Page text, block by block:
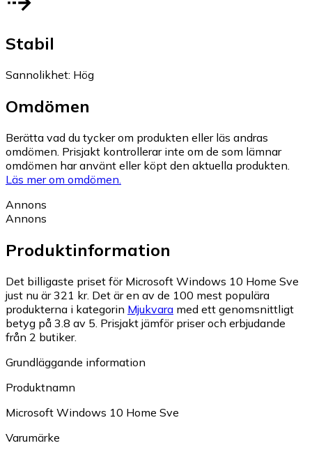
Stabil
Sannolikhet: Hög
Omdömen
Berätta vad du tycker om produkten eller läs andras
omdömen. Prisjakt kontrollerar inte om de som lämnar
omdömen har använt eller köpt den aktuella produkten.
Läs mer om omdömen.
Annons
Annons
Produktinformation
Det billigaste priset för Microsoft Windows 10 Home Sve
just nu är 321 kr. Det är en av de 100 mest populära
produkterna i kategorin Mjukvara med ett genomsnittligt
betyg på 3.8 av 5. Prisjakt jämför priser och erbjudande
från 2 butiker.
Grundläggande information
Produktnamn
Microsoft Windows 10 Home Sve
Varumärke